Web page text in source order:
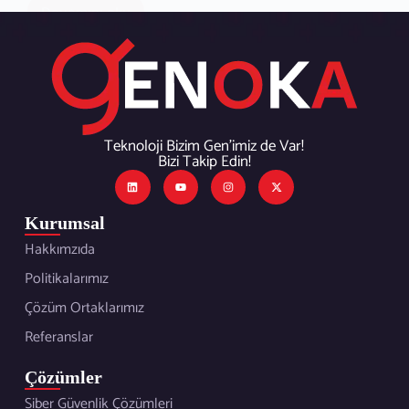
Devamını oku
Teknoloji Bizim Gen’imiz de Var!
Bizi Takip Edin!
Kurumsal
Hakkımzıda
Politikalarımız
Çözüm Ortaklarımız
Referanslar
Çözümler